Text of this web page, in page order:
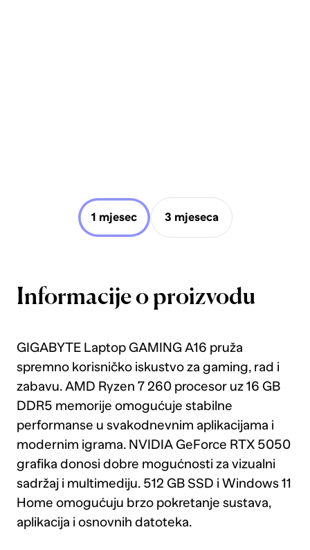
1 mjesec 3 mjeseca
Informacije o proizvodu
GIGABYTE Laptop GAMING A16 pruža
spremno korisničko iskustvo za gaming, rad i
zabavu. AMD Ryzen 7 260 procesor uz 16 GB
DDR5 memorije omogućuje stabilne
performanse u svakodnevnim aplikacijama i
modernim igrama. NVIDIA GeForce RTX 5050
grafika donosi dobre mogućnosti za vizualni
sadržaj i multimediju. 512 GB SSD i Windows 11
Home omogućuju brzo pokretanje sustava,
aplikacija i osnovnih datoteka.